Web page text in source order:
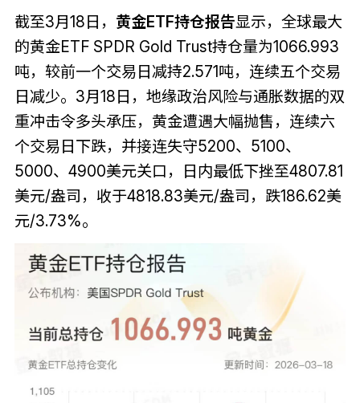
截至3月18日， 黄金ETF持仓报告显示，全球最大
的黄金ETF SPDR Gold Trust持仓量为1066.993
吨，较前一个交易日减持2.571吨，连续五个交易
日减少。3月18日，地缘政治风险与通胀数据的双
重冲击令多头承压，黄金遭遇大幅抛售，连续六
个交易日下跌，并接连失守5200、5100、
5000、4900美元关口，日内最低下挫至4807.81
美元/盎司，收于4818.83美元/盎司，跌186.62美
元/3.73%。